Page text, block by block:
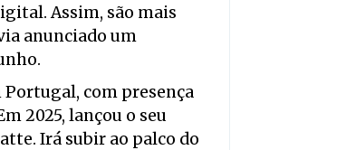
Assim, são mais
anunciado um
Portugal, com presença
2025, lançou o seu
Irá subir ao palco do